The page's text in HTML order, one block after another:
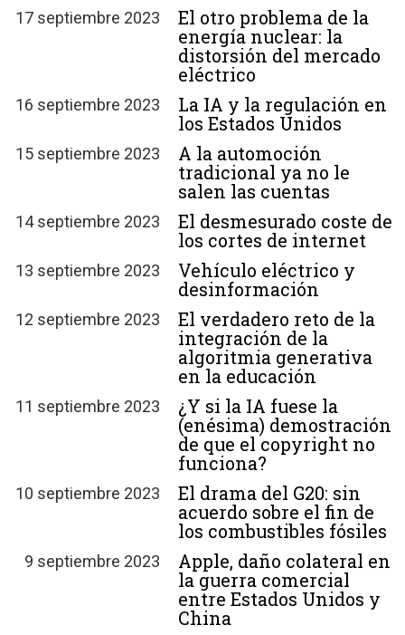
17 septiembre 2023
El otro problema de la
energía nuclear: la
distorsión del mercado
eléctrico
16 septiembre 2023
La IA y la regulación en
los Estados Unidos
15 septiembre 2023
A la automoción
tradicional ya no le
salen las cuentas
14 septiembre 2023
El desmesurado coste de
los cortes de internet
13 septiembre 2023
Vehículo eléctrico y
desinformación
12 septiembre 2023
El verdadero reto de la
integración de la
algoritmia generativa
en la educación
11 septiembre 2023
¿Y si la IA fuese la
(enésima) demostración
de que el copyright no
funciona?
10 septiembre 2023
El drama del G20: sin
acuerdo sobre el fin de
los combustibles fósiles
9 septiembre 2023
Apple, daño colateral en
la guerra comercial
entre Estados Unidos y
China